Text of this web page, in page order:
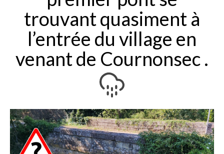
trouvant quasiment à
l’entrée du village en
venant de Cournonsec .